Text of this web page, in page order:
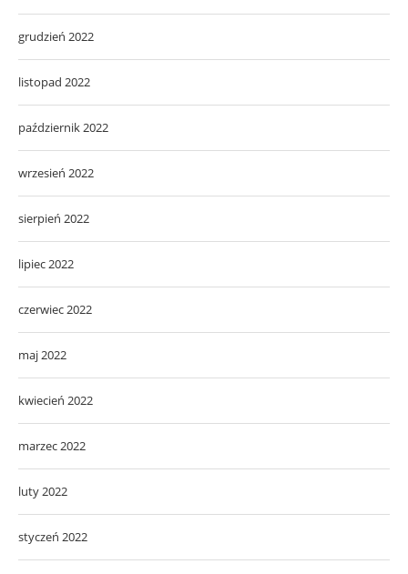
grudzień 2022
listopad 2022
październik 2022
wrzesień 2022
sierpień 2022
lipiec 2022
czerwiec 2022
maj 2022
kwiecień 2022
marzec 2022
luty 2022
styczeń 2022